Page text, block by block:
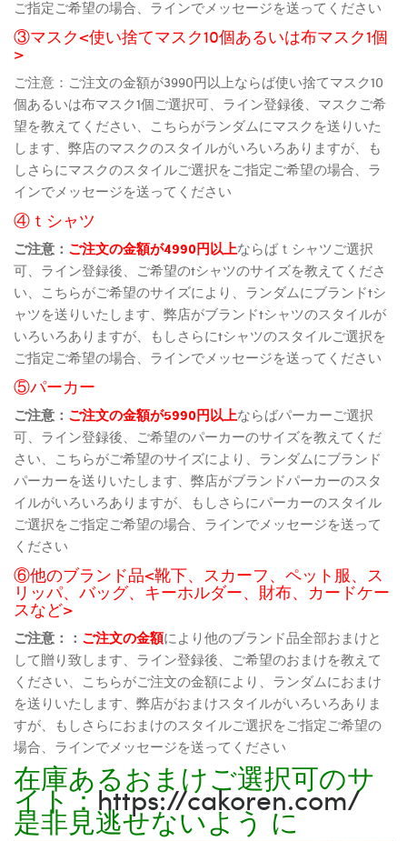
ご指定ご希望の場合、ラインでメッセージを送ってください
③マスク<使い捨てマスク10個あるいは布マスク1個
>
ご注意：ご注文の金額が3990円以上ならば使い捨てマスク10
個あるいは布マスク1個ご選択可、ライン登録後、マスクご希
望を教えてください、こちらがランダムにマスクを送りいた
します、弊店のマスクのスタイルがいろいろありますが、も
しさらにマスクのスタイルご選択をご指定ご希望の場合、ラ
インでメッセージを送ってください
④ｔシャツ
ご注意： ご注文の金額が4990円以上ならばｔシャツご選択
可、ライン登録後、ご希望のtシャツのサイズを教えてくださ
い、こちらがご希望のサイズにより、ランダムにブランドtシ
ャツを送りいたします、弊店がブランドtシャツのスタイルが
いろいろありますが、もしさらにtシャツのスタイルご選択を
ご指定ご希望の場合、ラインでメッセージを送ってください
⑤パーカー
ご注意： ご注文の金額が5990円以上ならばパーカーご選択
可、ライン登録後、ご希望のパーカーのサイズを教えてくだ
さい、こちらがご希望のサイズにより、ランダムにブランド
パーカーを送りいたします、弊店がブランドパーカーのスタ
イルがいろいろありますが、もしさらにパーカーのスタイル
ご選択をご指定ご希望の場合、ラインでメッセージを送って
ください
⑥他のブランド品<靴下、スカーフ、ペット服、ス
リッパ、バッグ、キーホルダー、財布、カードケー
スなど>
ご注意：： ご注文の金額により他のブランド品全部おまけと
して贈り致します、ライン登録後、ご希望のおまけを教えて
ください、こちらがご注文の金額により、ランダムにおまけ
を送りいたします、弊店がおまけスタイルがいろいろありま
すが、もしさらにおまけのスタイルご選択をご指定ご希望の
場合、ラインでメッセージを送ってください
在庫あるおまけご選択可のサ
イト：https://cakoren.com/
是非見逃せないよう に